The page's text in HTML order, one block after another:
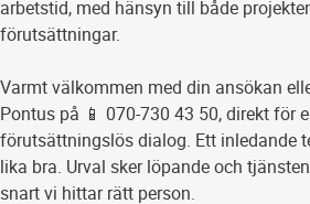
arbetstid, med hänsyn till både
förutsättningar.
Varmt välkommen med din ansökan
Pontus på 📱 070-730 43 50, direkt för
förutsättningslös dialog. Ett inledande
lika bra. Urval sker löpande och
snart vi hittar rätt person.